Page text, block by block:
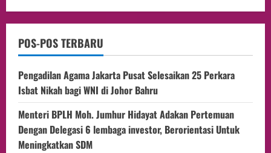
POS-POS TERBARU
Pengadilan Agama Jakarta Pusat Selesaikan 25 Perkara
Isbat Nikah bagi WNI di Johor Bahru
Menteri BPLH Moh. Jumhur Hidayat Adakan Pertemuan
Dengan Delegasi 6 lembaga investor, Berorientasi Untuk
Meningkatkan SDM